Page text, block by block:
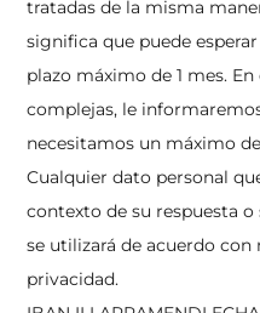
tratadas de la misma
significa que puede
plazo máximo de 1 mes.
complejas, le
necesitamos un máximo
Cualquier dato personal
contexto de su respuesta
se utilizará de acuerdo con
privacidad.